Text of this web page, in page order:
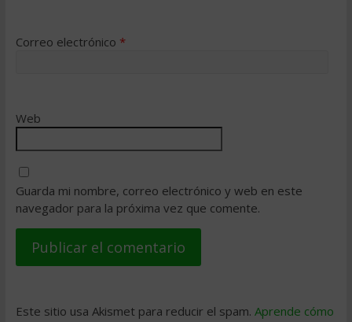
Correo electrónico *
Web
Guarda mi nombre, correo electrónico y web en este
navegador para la próxima vez que comente.
Este sitio usa Akismet para reducir el spam. Aprende cómo